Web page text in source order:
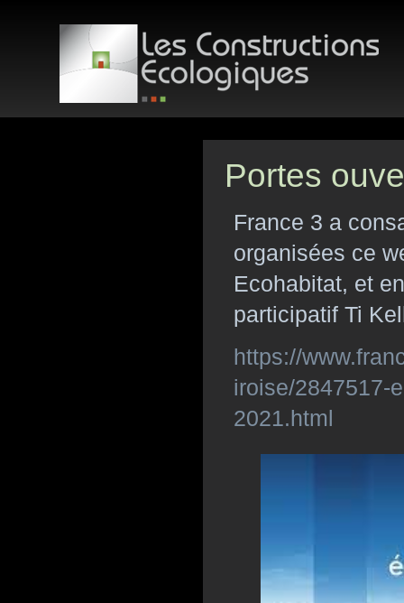
Portes
France 3 a
organisées ce
Ecohabitat, et
participatif Ti
https://
iroise/2847517-
2021.html